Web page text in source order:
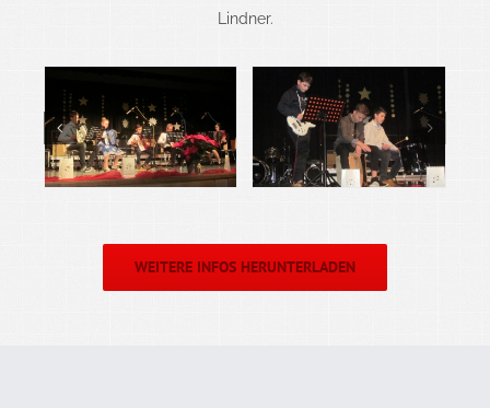
Lindner.
WEITERE INFOS HERUNTERLADEN